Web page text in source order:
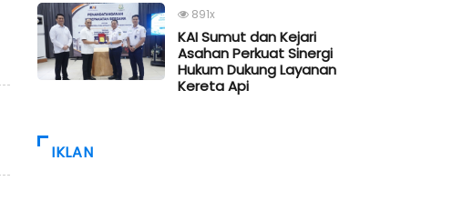
891x
KAI Sumut dan Kejari
Asahan Perkuat Sinergi
Hukum Dukung Layanan
Kereta Api
IKLAN